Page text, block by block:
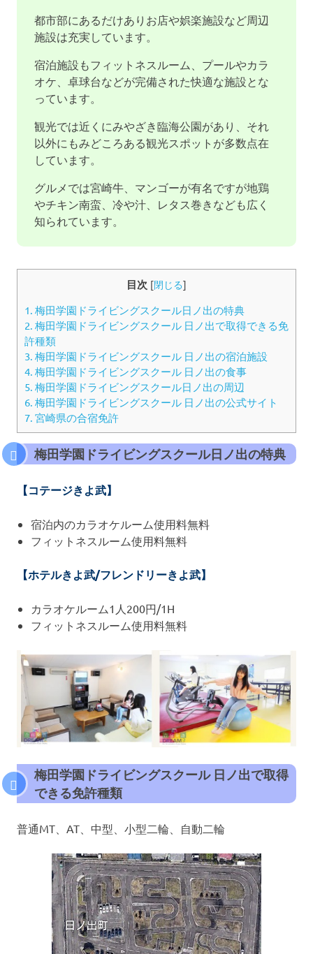
都市部にあるだけありお店や娯楽施設など周辺
施設は充実しています。
宿泊施設もフィットネスルーム、プールやカラ
オケ、卓球台などが完備された快適な施設とな
っています。
観光では近くにみやざき臨海公園があり、それ
以外にもみどころある観光スポットが多数点在
しています。
グルメでは宮崎牛、マンゴーが有名ですが地鶏
やチキン南蛮、冷や汁、レタス巻きなども広く
知られています。
目次 [閉じる]
1. 梅田学園ドライビングスクール日ノ出の特典
2. 梅田学園ドライビングスクール 日ノ出で取得できる免
許種類
3. 梅田学園ドライビングスクール 日ノ出の宿泊施設
4. 梅田学園ドライビングスクール 日ノ出の食事
5. 梅田学園ドライビングスクール日ノ出の周辺
6. 梅田学園ドライビングスクール 日ノ出の公式サイト
7. 宮崎県の合宿免許
梅田学園ドライビングスクール日ノ出の特典
【コテージきよ武】
宿泊内のカラオケルーム使用料無料
フィットネスルーム使用料無料
【ホテルきよ武/フレンドリーきよ武】
カラオケルーム1人200円/1H
フィットネスルーム使用料無料
梅田学園ドライビングスクール 日ノ出で取得
できる免許種類
普通MT、AT、中型、小型二輪、自動二輪